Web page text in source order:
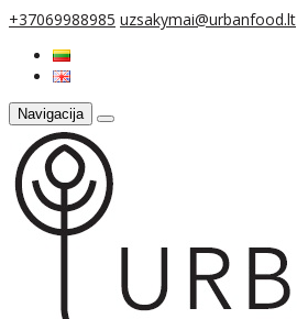
+37069988985 uzsakymai@urbanfood.lt
Navigacija